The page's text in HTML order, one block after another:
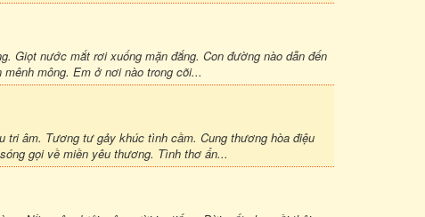
Giọt nước mắt rơi xuống mặn đắng. Con đường nào dẫn đến
mông. Em ở nơi nào trong cõi...
tri âm. Tương tư gảy khúc tình cầm. Cung thương hòa điệu
gọi về miền yêu thương. Tình thơ ẩn...